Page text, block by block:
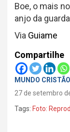
Boe, o mais
anjo da
Via Guiame
Compartilhe
MUNDO CRISTÃO
27 de setembro
Tags: Foto: